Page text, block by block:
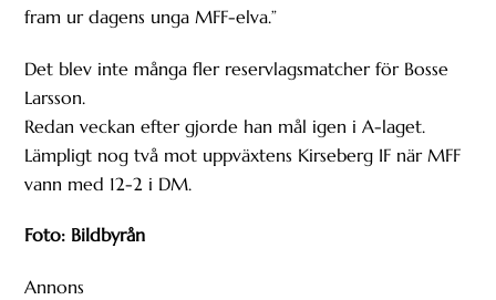
fram ur dagens unga MFF-elva.”
Det blev inte många fler reservlagsmatcher för Bosse
Larsson.
Redan veckan efter gjorde han mål igen i A-laget.
Lämpligt nog två mot uppväxtens Kirseberg IF när MFF
vann med 12-2 i DM.
Foto: Bildbyrån
Annons